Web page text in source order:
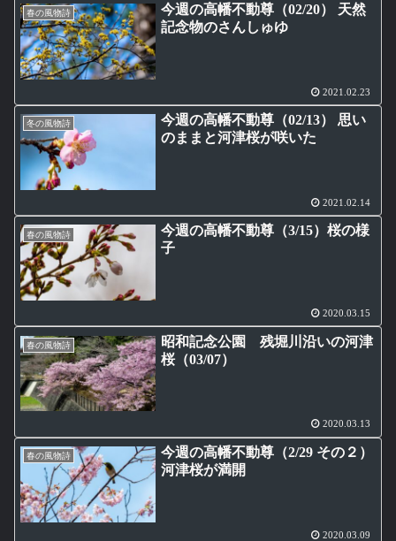
春の風物詩
今週の高幡不動尊（02/20） 天然
記念物のさんしゅゆ
2021.02.23
冬の風物詩
今週の高幡不動尊（02/13） 思い
のままと河津桜が咲いた
2021.02.14
春の風物詩
今週の高幡不動尊（3/15）桜の様
子
2020.03.15
春の風物詩
昭和記念公園 残堀川沿いの河津
桜（03/07）
2020.03.13
春の風物詩
今週の高幡不動尊（2/29 その２）
河津桜が満開
2020.03.09